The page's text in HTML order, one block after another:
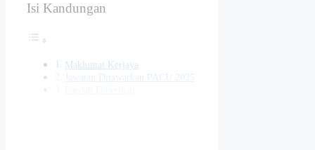
Isi Kandungan
Maklumat Kerjaya
Jawatan Ditawarkan PACU 2025